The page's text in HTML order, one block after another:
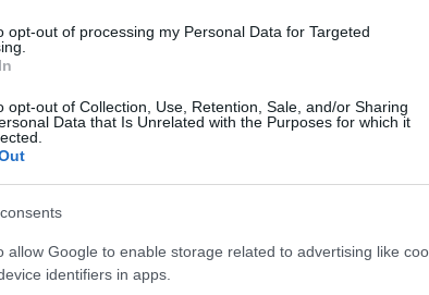
opt-out of processing my Personal Data for Targeted
opt-out of Collection, Use, Retention, Sale, and/or Sharing
Data that Is Unrelated with the Purposes for which it
allow Google to enable storage related to advertising like
identifiers in apps.
dal ministro per lo Sport, Andrea Abodi,
operativi, ammontanti a circa 1,9 miliardi di
Milano-Cortina
. Queste attività
degli atleti e il funzionamento generale